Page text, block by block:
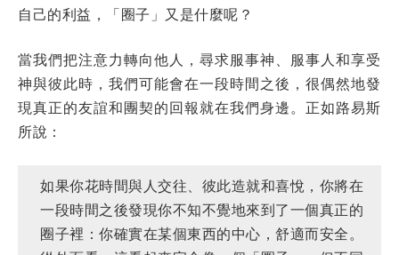
自己的利益，「圈子」又是什麼呢？
當我們把注意力轉向他人，尋求服事神、服事人和享受
神與彼此時，我們可能會在一段時間之後，很偶然地發
現真正的友誼和團契的回報就在我們身邊。正如路易斯
所說：
如果你花時間與人交往、彼此造就和喜悅，你將在
一段時間之後發現你不知不覺地來到了一個真正的
圈子裡：你確實在某個東西的中心，舒適而安全。